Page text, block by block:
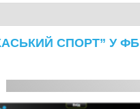
СПОРТ” У ФБ